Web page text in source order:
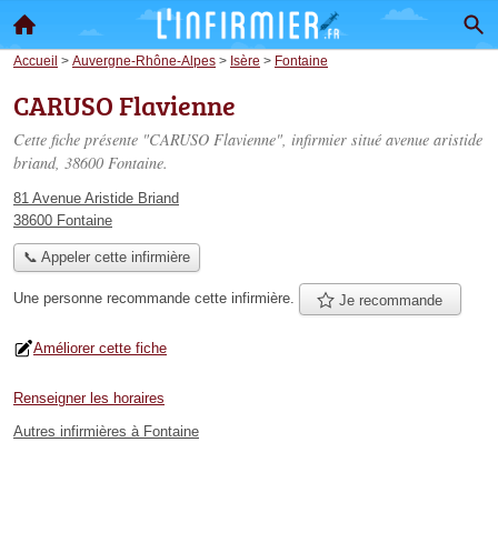
Accueil > Auvergne-Rhône-Alpes > Isère > Fontaine
CARUSO Flavienne
Cette fiche présente "CARUSO Flavienne", infirmier situé avenue aristide
briand, 38600 Fontaine.
81 Avenue Aristide Briand
38600 Fontaine
📞 Appeler cette infirmière
Une personne recommande cette infirmière. Je recommande
Améliorer cette fiche
Renseigner les horaires
Autres infirmières à Fontaine